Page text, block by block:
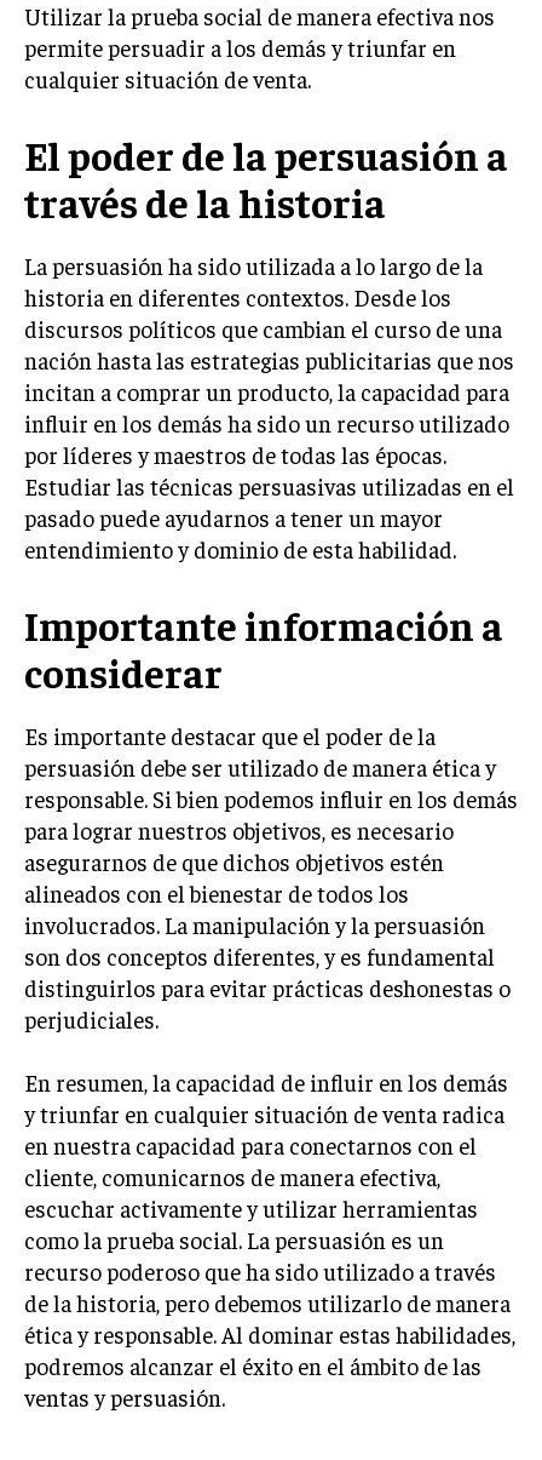
ESTRATEGIA
EMPRESAS FAMILIARES Y SUCESIÓN
NEGOCIACIÓN Y RESOLUCIÓN DE CONFLICTOS
DERECHO EMPRESARIAL Y REGULACIONES
NEGOCIOS
ESTRATEGIAS DE NEGOCIOS
MARKETING B2B
MARKETING B2C
FRANQUICIAS
MARKETING DE INFLUENCERS
E-COMMERCE Y COMERCIO ELECTRÓNICO
ESTRATEGIAS DE PRICING Y GESTIÓN DE
GESTIÓN DE CRISIS EMPRESARIALES
EMPRESAS Y STARTUPS TECNOLÓGICAS
GESTIÓN DE LA EXPERIENCIA DEL CLIENTE
MÁS
PROYECTOS
GESTIÓN DE PROYECTOS
GESTIÓN DE OPERACIONES Y CADENA DE
SUMINISTRO
CALIDAD Y MEJORA CONTINUA
TALENTOS
RECURSOS HUMANOS Y GESTIÓN DEL
TALENTO
COMPENSACIÓN Y BENEFICIOS
RECLUTAMIENTO Y SELECCIÓN
DESARROLLO DE PERSONAL
GESTIÓN DEL DESEMPEÑO
Utilizar la prueba social de manera efectiva nos
permite persuadir a los demás y triunfar en
cualquier situación de venta.
El poder de la persuasión a
través de la historia
La persuasión ha sido utilizada a lo largo de la
historia en diferentes contextos. Desde los
discursos políticos que cambian el curso de una
nación hasta las estrategias publicitarias que nos
incitan a comprar un producto, la capacidad para
influir en los demás ha sido un recurso utilizado
por líderes y maestros de todas las épocas.
Estudiar las técnicas persuasivas utilizadas en el
pasado puede ayudarnos a tener un mayor
entendimiento y dominio de esta habilidad.
Importante información a
considerar
Es importante destacar que el poder de la
persuasión debe ser utilizado de manera ética y
responsable. Si bien podemos influir en los demás
para lograr nuestros objetivos, es necesario
asegurarnos de que dichos objetivos estén
alineados con el bienestar de todos los
involucrados. La manipulación y la persuasión
son dos conceptos diferentes, y es fundamental
distinguirlos para evitar prácticas deshonestas o
perjudiciales.
En resumen, la capacidad de influir en los demás
y triunfar en cualquier situación de venta radica
en nuestra capacidad para conectarnos con el
cliente, comunicarnos de manera efectiva,
escuchar activamente y utilizar herramientas
como la prueba social. La persuasión es un
recurso poderoso que ha sido utilizado a través
de la historia, pero debemos utilizarlo de manera
ética y responsable. Al dominar estas habilidades,
podremos alcanzar el éxito en el ámbito de las
ventas y persuasión.